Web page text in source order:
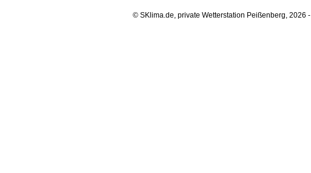
© SKlima.de, private Wetterstation Peißenberg, 2026 -